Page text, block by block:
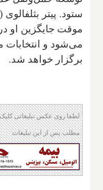
ستود. پیتر
موقت جایگزین او
می‌شود و انتخابات
برگزار خواهد شد.
لطفا روی عکس تبلیغاتی کلیک
مطلب پس از این تبلیغات